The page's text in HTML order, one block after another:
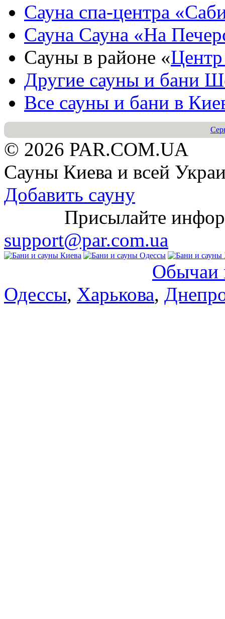
Сауна спа-центра
Сауна Сауна «На
Сауны в районе «
Другие сауны и бани
Все сауны и бани в
© 2026 PAR.COM.UA
Сауны Киева и всей
Добавить сауну
Присылайте
support@par.com.ua
Обычаи
Одессы, Харькова,